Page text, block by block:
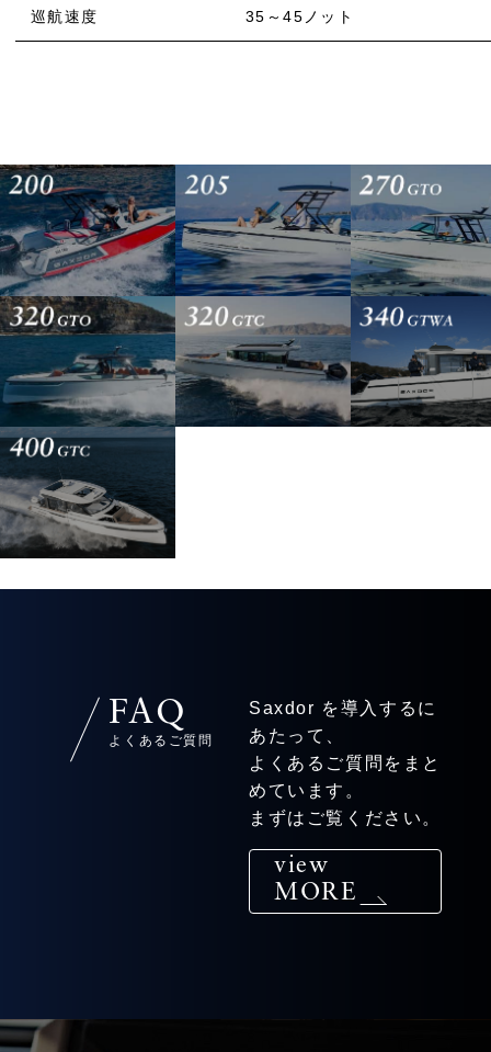
巡航速度 35～45ノット
FAQ
よくあるご質問
Saxdor を導入するに
あたって、
よくあるご質問をまと
めています。
まずはご覧ください。
view
MORE